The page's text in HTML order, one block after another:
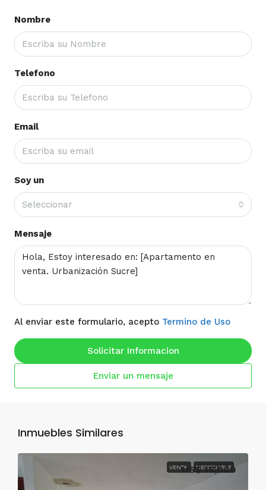
Nombre
Telefono
Email
Soy un
Seleccionar
Mensaje
Al enviar este formulario, acepto Termino de Uso
Solicitar Informacion
Enviar un mensaje
Inmuebles Similares
VENTA NEGOCIABLE
US$ 16,000